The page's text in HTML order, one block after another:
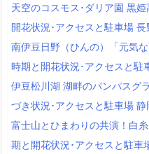
天空のコスモス･ダリア園 黒
開花状況･アクセスと駐車場
南伊豆日野（ひんの）「元気
時期と開花状況･アクセスと駐
伊豆松川湖 湖畔のパンパスグ
づき状況･アクセスと駐車場
富士山とひまわりの共演！白
期と開花状況･アクセスと駐車